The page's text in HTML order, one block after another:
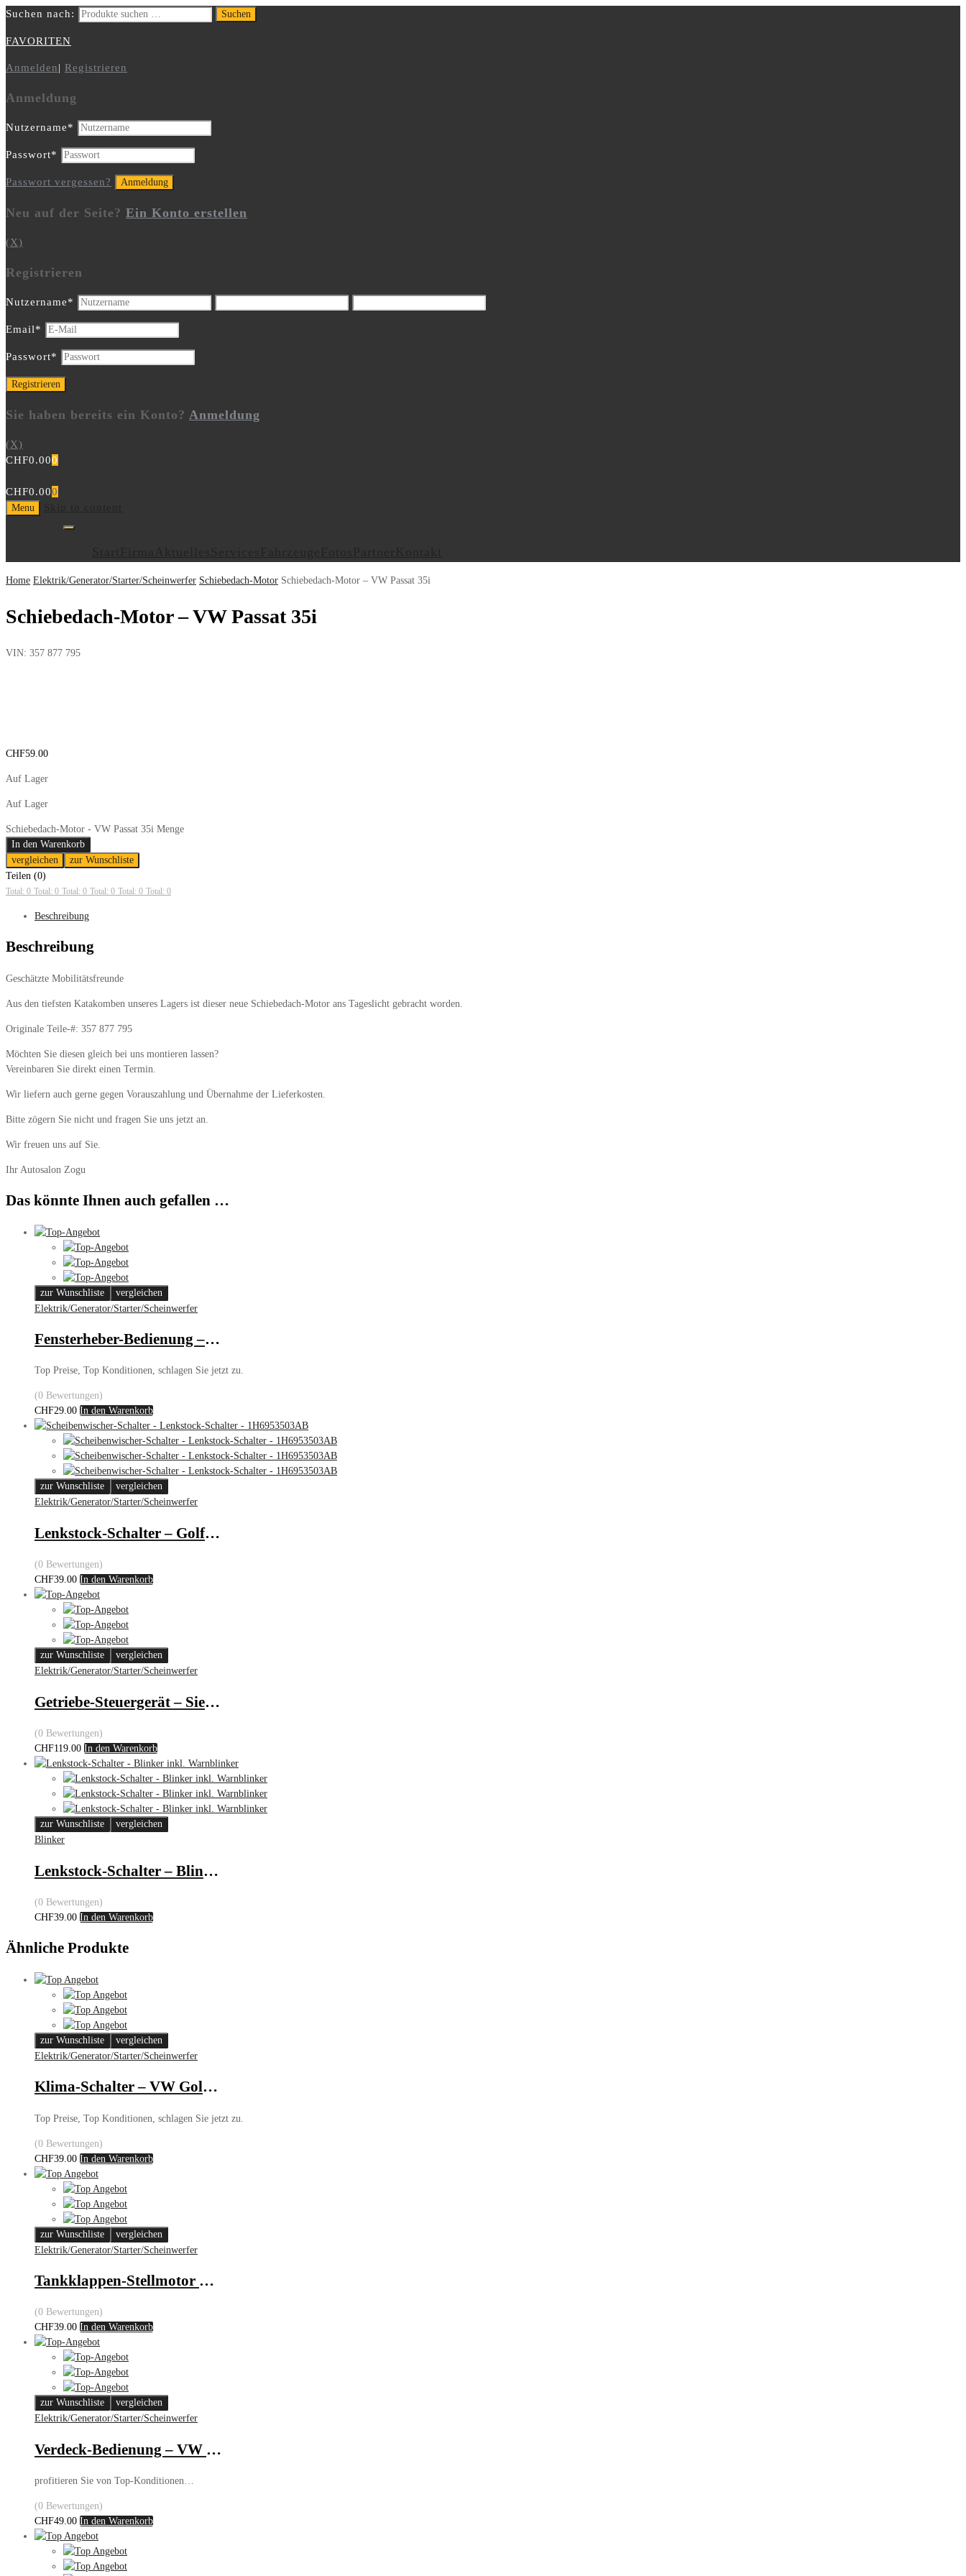
Suchen nach: Suchen
FAVORITEN
Anmelden| Registrieren
Anmeldung
Nutzername*
Passwort*
Passwort vergessen?
Neu auf der Seite? Ein Konto erstellen
(X)
Registrieren
Nutzername*
Email*
Passwort*
Sie haben bereits ein Konto? Anmeldung
(X)
CHF0.000
CHF0.000
Menu
Home Elektrik/Generator/Starter/Scheinwerfer Schiebedach-Motor Schiebedach-Motor – VW Passat 35i
Schiebedach-Motor – VW Passat 35i
VIN: 357 877 795
CHF59.00
Auf Lager
Auf Lager
Schiebedach-Motor - VW Passat 35i Menge
In den Warenkorb
vergleichen
zur Wunschliste
Teilen (0)
Total: 0 Total: 0 Total: 0 Total: 0 Total: 0 Total: 0
Beschreibung
Beschreibung
Geschätzte Mobilitätsfreunde
Aus den tiefsten Katakomben unseres Lagers ist dieser neue Schiebedach-Motor ans Tageslicht gebracht worden.
Originale Teile-#: 357 877 795
Möchten Sie diesen gleich bei uns montieren lassen?
Vereinbaren Sie direkt einen Termin.
Wir liefern auch gerne gegen Vorauszahlung und Übernahme der Lieferkosten.
Bitte zögern Sie nicht und fragen Sie uns jetzt an.
Wir freuen uns auf Sie.
Ihr Autosalon Zogu
Das könnte Ihnen auch gefallen …
zur Wunschliste
vergleichen
Elektrik/Generator/Starter/Scheinwerfer
Fensterheber-Bedienung – Beifahrertüre – VW Golf/Passat
Top Preise, Top Konditionen, schlagen Sie jetzt zu.
(0 Bewertungen)
CHF29.00 In den Warenkorb
zur Wunschliste
vergleichen
Elektrik/Generator/Starter/Scheinwerfer
Lenkstock-Schalter – Golf III/Passat
(0 Bewertungen)
CHF39.00 In den Warenkorb
zur Wunschliste
vergleichen
Elektrik/Generator/Starter/Scheinwerfer
Getriebe-Steuergerät – Siemens
(0 Bewertungen)
CHF119.00 In den Warenkorb
zur Wunschliste
vergleichen
Blinker
Lenkstock-Schalter – Blinker – VW Golf/Passat
(0 Bewertungen)
CHF39.00 In den Warenkorb
Ähnliche Produkte
zur Wunschliste
vergleichen
Elektrik/Generator/Starter/Scheinwerfer
Klima-Schalter – VW Golf/Vento
Top Preise, Top Konditionen, schlagen Sie jetzt zu.
(0 Bewertungen)
CHF39.00 In den Warenkorb
zur Wunschliste
vergleichen
Elektrik/Generator/Starter/Scheinwerfer
Tankklappen-Stellmotor – Opel
(0 Bewertungen)
CHF39.00 In den Warenkorb
zur Wunschliste
vergleichen
Elektrik/Generator/Starter/Scheinwerfer
Verdeck-Bedienung – VW Golf III Cabrio
profitieren Sie von Top-Konditionen…
(0 Bewertungen)
CHF49.00 In den Warenkorb